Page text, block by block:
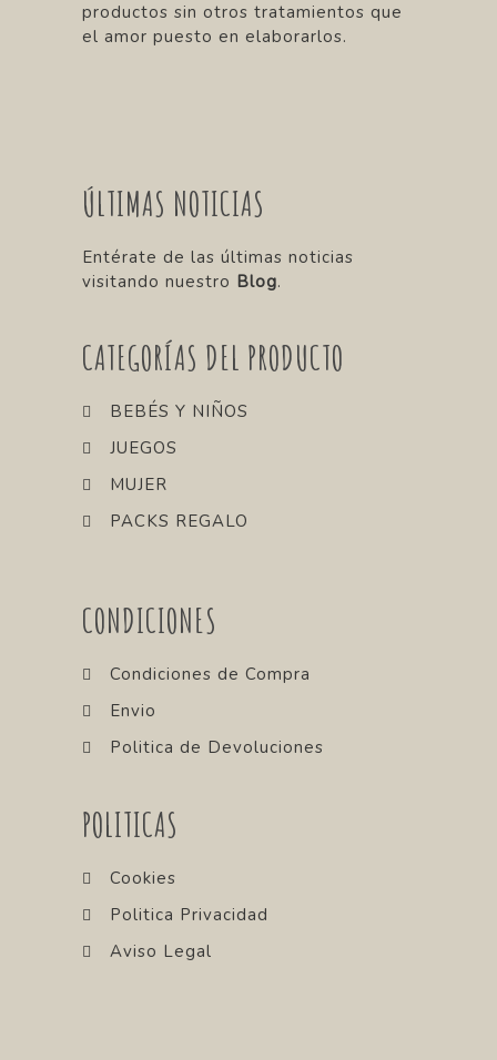
productos sin otros tratamientos que
el amor puesto en elaborarlos.
ÚLTIMAS NOTICIAS
Entérate de las últimas noticias
visitando nuestro Blog.
CATEGORÍAS DEL PRODUCTO
BEBÉS Y NIÑOS
JUEGOS
MUJER
PACKS REGALO
CONDICIONES
Condiciones de Compra
Envio
Politica de Devoluciones
POLITICAS
Cookies
Politica Privacidad
Aviso Legal